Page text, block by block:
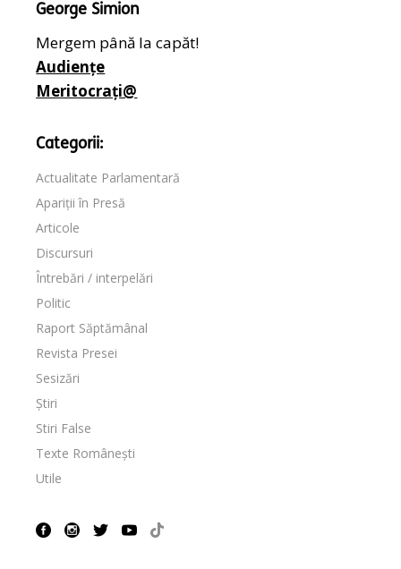
George Simion
Mergem până la capăt!
Audiențe
Meritocrați@
Categorii:
Actualitate Parlamentară
Apariții în Presă
Articole
Discursuri
Întrebări / interpelări
Politic
Raport Săptămânal
Revista Presei
Sesizări
Știri
Stiri False
Texte Românești
Utile